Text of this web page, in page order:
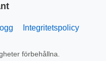
Integritetspolicy
förbehållna.